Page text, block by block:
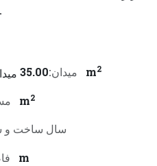
سودآور در قبرس شمالی هستند.
ميدان: 35.00 m2
43.00 m2
سال ساخت و
100 m